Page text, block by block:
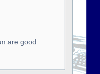
are good